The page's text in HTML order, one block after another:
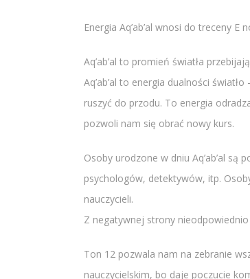
Energia Aq’ab’al wnosi do treceny
Aq’ab’al to promień światła
Aq’ab’al to energia dualności
ruszyć do przodu. To energia
pozwoli nam się obrać nowy kurs.
Osoby urodzone w dniu Aq’ab’al są
psychologów, detektywów, itp.
nauczycieli.
Z negatywnej strony
Ton 12 pozwala nam na zebranie
nauczycielskim, bo daje poczucie